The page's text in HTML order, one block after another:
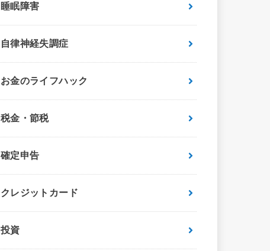
睡眠障害
自律神経失調症
お金のライフハック
税金・節税
確定申告
クレジットカード
投資